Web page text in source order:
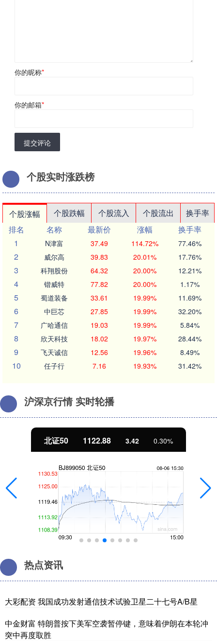
你的昵称*
你的邮箱*
提交评论
个股实时涨跌榜
个股涨幅 个股跌幅 个股流入 个股流出
换手率
排名
名称 最新价 涨幅
换手率
1
N津富 37.49 114.72% 77.46%
2 威尔高 39.83 20.01% 17.76%
3 科翔股份 64.32 20.00% 12.21%
4 锴威特 77.82 20.00% 1.17%
5 蜀道装备 33.61 19.99% 11.69%
6 中巨芯 27.85 19.99% 32.20%
7 广哈通信 19.03 19.99% 5.84%
8 欣天科技 18.02 19.97% 28.44%
9 飞天诚信 12.56 19.96% 8.49%
10 任子行 7.16 19.93% 31.42%
沪深京行情 实时轮播
北证50 1122.88 3.42 0.30%
热点资讯
大彩配资 我国成功发射通信技术试验卫星二十七号A/B星
中金财富 特朗普按下美军空袭暂停键，意味着伊朗在本轮冲
突中再度取胜